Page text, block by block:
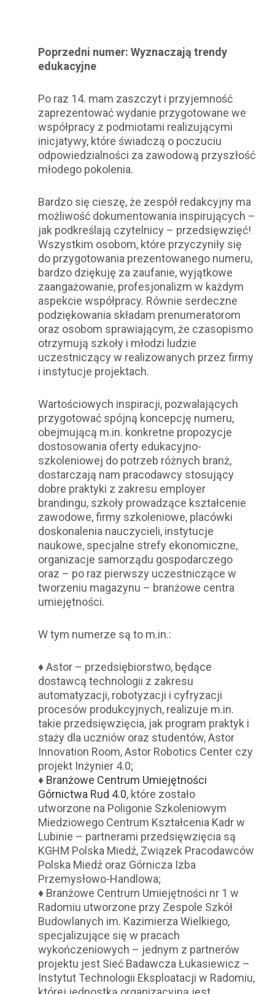
Poprzedni numer: Wyznaczają trendy
edukacyjne
Po raz 14. mam zaszczyt i przyjemność
zaprezentować wydanie przygotowane we
współpracy z podmiotami realizującymi
inicjatywy, które świadczą o poczuciu
odpowiedzialności za zawodową przyszłość
młodego pokolenia.
Bardzo się cieszę, że zespół redakcyjny ma
możliwość dokumentowania inspirujących –
jak podkreślają czytelnicy – przedsięwzięć!
Wszystkim osobom, które przyczyniły się
do przygotowania prezentowanego numeru,
bardzo dziękuję za zaufanie, wyjątkowe
zaangażowanie, profesjonalizm w każdym
aspekcie współpracy. Równie serdeczne
podziękowania składam prenumeratorom
oraz osobom sprawiającym, że czasopismo
otrzymują szkoły i młodzi ludzie
uczestniczący w realizowanych przez firmy
i instytucje projektach.
Wartościowych inspiracji, pozwalających
przygotować spójną koncepcję numeru,
obejmującą m.in. konkretne propozycje
dostosowania oferty edukacyjno-
szkoleniowej do potrzeb różnych branż,
dostarczają nam pracodawcy stosujący
dobre praktyki z zakresu employer
brandingu, szkoły prowadzące kształcenie
zawodowe, firmy szkoleniowe, placówki
doskonalenia nauczycieli, instytucje
naukowe, specjalne strefy ekonomiczne,
organizacje samorządu gospodarczego
oraz – po raz pierwszy uczestniczące w
tworzeniu magazynu – branżowe centra
umiejętności.
W tym numerze są to m.in.:
♦ Astor – przedsiębiorstwo, będące
dostawcą technologii z zakresu
automatyzacji, robotyzacji i cyfryzacji
procesów produkcyjnych, realizuje m.in.
takie przedsięwzięcia, jak program praktyk i
staży dla uczniów oraz studentów, Astor
Innovation Room, Astor Robotics Center czy
projekt Inżynier 4.0;
♦ Branżowe Centrum Umiejętności
Górnictwa Rud 4.0, które zostało
utworzone na Poligonie Szkoleniowym
Miedziowego Centrum Kształcenia Kadr w
Lubinie – partnerami przedsięwzięcia są
KGHM Polska Miedź, Związek Pracodawców
Polska Miedź oraz Górnicza Izba
Przemysłowo-Handlowa;
♦ Branżowe Centrum Umiejętności nr 1 w
Radomiu utworzone przy Zespole Szkół
Budowlanych im. Kazimierza Wielkiego,
specjalizujące się w pracach
wykończeniowych – jednym z partnerów
projektu jest Sieć Badawcza Łukasiewicz –
Instytut Technologii Eksploatacji w Radomiu,